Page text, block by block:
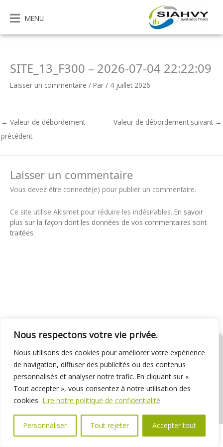
Nous respectons votre vie privée.
Nous utilisons des cookies pour améliorer votre expérience
de navigation, diffuser des publicités ou des contenus
personnalisés et analyser notre trafic. En cliquant sur «
Tout accepter », vous consentez à notre utilisation des
cookies. Lire notre politique de confidentialité
Personnaliser Tout rejeter Accepter tout
contenu
MENU
SITE_13_F300 – 2026-07-04 22:22:09
Laisser un commentaire / Par / 4 juillet 2026
← Valeur de débordement
précédent
Valeur de débordement suivant →
Laisser un commentaire
Vous devez être connecté(e) pour publier un commentaire.
Ce site utilise Akismet pour réduire les indésirables. En savoir
plus sur la façon dont les données de vos commentaires sont
traitées.
01 69 31 72 10 01 69 31 37 31
Nous contacter
Espace élus
Marchés publics Délibérations